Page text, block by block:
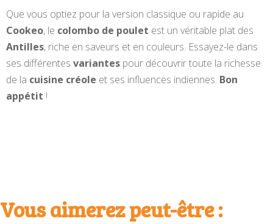
Que vous optiez pour la version classique ou rapide au
Cookeo, le colombo de poulet est un véritable plat des
Antilles, riche en saveurs et en couleurs. Essayez-le dans
ses différentes variantes pour découvrir toute la richesse
de la cuisine créole et ses influences indiennes. Bon
appétit !
Vous aimerez peut-être :